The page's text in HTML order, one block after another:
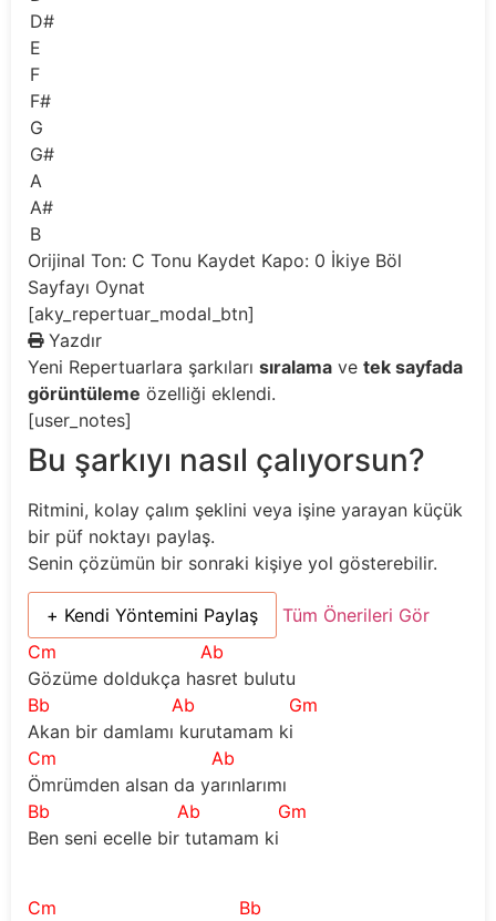
D#
E
F
F#
G
G#
A
A#
B
Orijinal Ton: C Tonu Kaydet Kapo: 0 İkiye Böl
Sayfayı Oynat
[aky_repertuar_modal_btn]
Yazdır
Yeni Repertuarlara şarkıları sıralama ve tek sayfada
görüntüleme özelliği eklendi.
[user_notes]
Bu şarkıyı nasıl çalıyorsun?
Ritmini, kolay çalım şeklini veya işine yarayan küçük
bir püf noktayı paylaş.
Senin çözümün bir sonraki kişiye yol gösterebilir.
+ Kendi Yöntemini Paylaş
Tüm Önerileri Gör
Cm
Ab
Gözüme doldukça hasret bulutu
Bb
Ab
Gm
Akan bir damlamı kurutamam ki
Cm
Ab
Ömrümden alsan da yarınlarımı
Bb
Ab
Gm
Ben seni ecelle bir tutamam ki
Cm
Bb